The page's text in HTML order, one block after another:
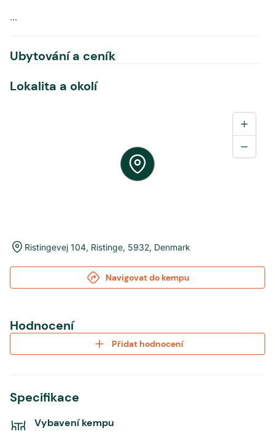
...
Ubytování a ceník
Lokalita a okolí
Ristingevej 104, Ristinge, 5932, Denmark
Navigovat do kempu
Hodnocení
Přidat hodnocení
Specifikace
Vybavení kempu